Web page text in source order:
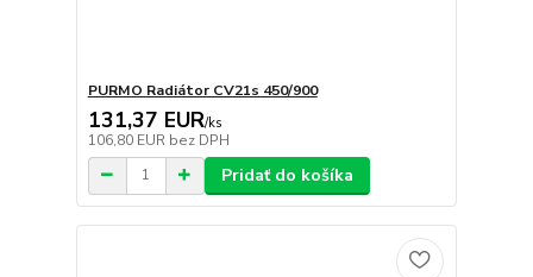
PURMO Radiátor CV21s 450/900
131,37 EUR/ks
106,80 EUR bez DPH
Pridať do košíka